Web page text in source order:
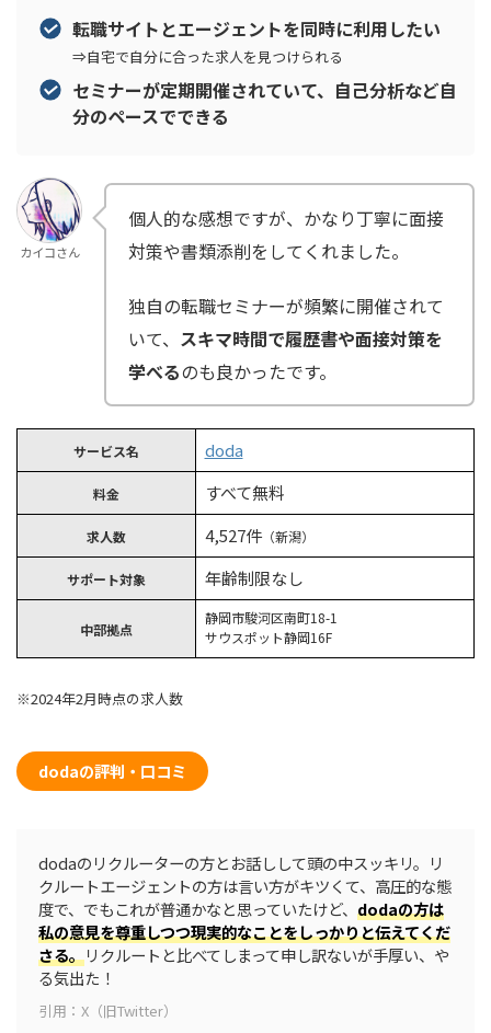
転職サイトとエージェントを同時に利用したい
⇒自宅で自分に合った求人を見つけられる
セミナーが定期開催されていて、自己分析など自
分のペースでできる
カイコさん
個人的な感想ですが、かなり丁寧に面接
対策や書類添削をしてくれました。
独自の転職セミナーが頻繁に開催されて
いて、 スキマ時間で履歴書や面接対策を
学べるのも良かったです。
サービス名 doda
料金 すべて無料
求人数 4,527件（新潟）
サポート対象 年齢制限なし
中部拠点
静岡市駿河区南町18-1
サウスポット静岡16F
※2024年2月時点の求人数
dodaの評判・口コミ
dodaのリクルーターの方とお話しして頭の中スッキリ。リ
クルートエージェントの方は言い方がキツくて、高圧的な態
度で、でもこれが普通かなと思っていたけど、 dodaの方は
私の意見を尊重しつつ現実的なことをしっかりと伝えてくだ
さる。リクルートと比べてしまって申し訳ないが手厚い、や
る気出た！
引用：X（旧Twitter）